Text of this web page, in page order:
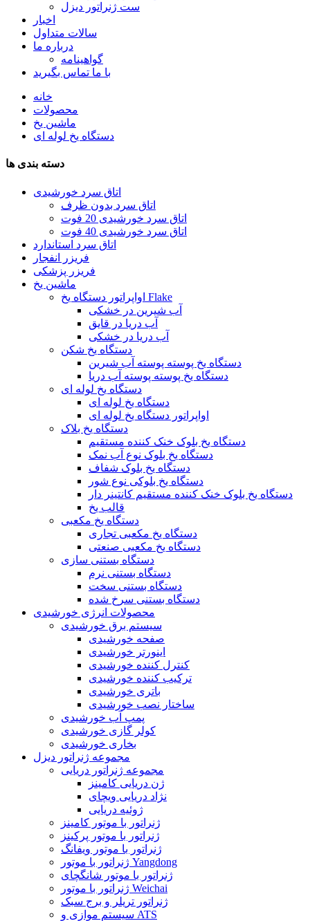
ست ژنراتور دیزل
اخبار
سالات متداول
درباره ما
گواهینامه
با ما تماس بگیرید
خانه
محصولات
ماشین یخ
دستگاه یخ لوله ای
دسته بندی ها
اتاق سرد خورشیدی
اتاق سرد بدون ظرف
اتاق سرد خورشیدی 20 فوت
اتاق سرد خورشیدی 40 فوت
اتاق سرد استاندارد
فریزر انفجار
فریزر پزشکی
ماشین یخ
اواپراتور دستگاه یخ Flake
آب شیرین در خشکی
آب دریا در قایق
آب دریا در خشکی
دستگاه یخ شکن
دستگاه یخ پوسته پوسته آب شیرین
دستگاه یخ پوسته پوسته آب دریا
دستگاه یخ لوله ای
دستگاه یخ لوله ای
اواپراتور دستگاه یخ لوله ای
دستگاه یخ بلاک
دستگاه یخ بلوک خنک کننده مستقیم
دستگاه یخ بلوک نوع آب نمک
دستگاه یخ بلوک شفاف
دستگاه یخ بلوکی نوع شور
دستگاه یخ بلوک خنک کننده مستقیم کانتینر دار
قالب یخ
دستگاه یخ مکعبی
دستگاه یخ مکعبی تجاری
دستگاه یخ مکعبی صنعتی
دستگاه بستنی سازی
دستگاه بستنی نرم
دستگاه بستنی سخت
دستگاه بستنی سرخ شده
محصولات انرژی خورشیدی
سیستم برق خورشیدی
صفحه خورشیدی
اینورتر خورشیدی
کنترل کننده خورشیدی
ترکیب کننده خورشیدی
باتری خورشیدی
ساختار نصب خورشیدی
پمپ آب خورشیدی
کولر گازی خورشیدی
بخاری خورشیدی
مجموعه ژنراتور دیزل
مجموعه ژنراتور دریایی
ژن دریایی کامینز
نژاد دریایی ویچای
ژوئیه دریایی
ژنراتور با موتور کامینز
ژنراتور با موتور پرکینز
ژنراتور با موتور ویفانگ
ژنراتور با موتور Yangdong
ژنراتور با موتور شانگچای
ژنراتور با موتور Weichai
ژنراتور تریلر و برج سبک
سیستم موازی و ATS